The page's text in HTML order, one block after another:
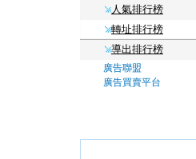
人氣排行榜
轉址排行榜
導出排行榜
廣告聯盟
廣告買賣平台